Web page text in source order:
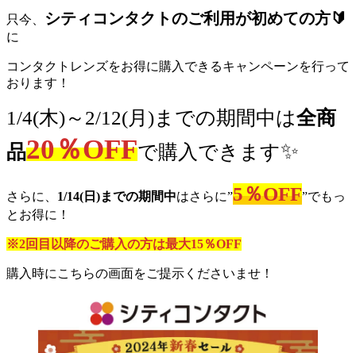
只今、 シティコンタクトのご利用が初めての方🔰
に
コンタクトレンズをお得に購入できるキャンペーンを行って
おります！
1/4(木)～2/12(月)までの期間中は全商
品20％OFFで購入できます✨
さらに、 1/14(日)までの期間中はさらに”5％OFF”でもっ
とお得に！
※2回目以降のご購入の方は最大15％OFF
購入時にこちらの画面をご提示くださいませ！